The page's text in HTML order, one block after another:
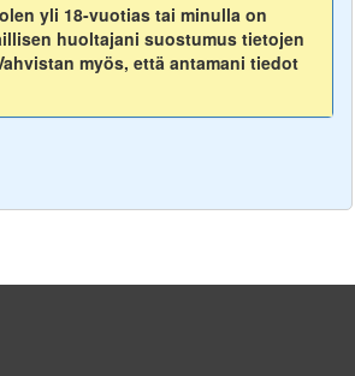
yli 18-vuotias tai minulla on
huoltajani suostumus tietojen
myös, että antamani tiedot